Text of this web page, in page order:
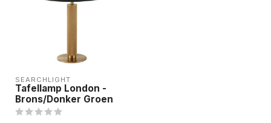
SEARCHLIGHT
Tafellamp London -
Brons/Donker Groen